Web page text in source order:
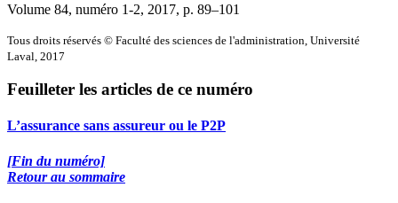
Volume 84, numéro 1-2, 2017, p. 89–101
Tous droits réservés © Faculté des sciences de l'administration, Université
Laval, 2017
Feuilleter les articles de ce numéro
L’assurance sans assureur ou le P2P
[Fin du numéro]
Retour au sommaire